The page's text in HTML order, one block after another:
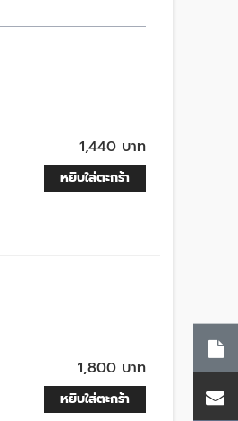
1,440 บาท
หยิบใส่ตะกร้า
1,800 บาท
หยิบใส่ตะกร้า